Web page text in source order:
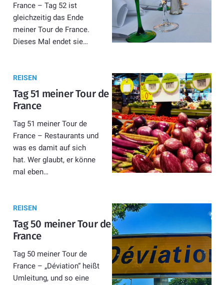
France – Tag 52 ist
gleichzeitig das Ende
meiner Tour de France.
Dieses Mal endet sie…
REISEN
Tag 51 meiner Tour de
France
Tag 51 meiner Tour de
France – Restaurants und
was es damit auf sich
hat. Wer glaubt, er könne
mal eben…
REISEN
Tag 50 meiner Tour de
France
Tag 50 meiner Tour de
France – „Déviation“ heißt
Umleitung, und so eine